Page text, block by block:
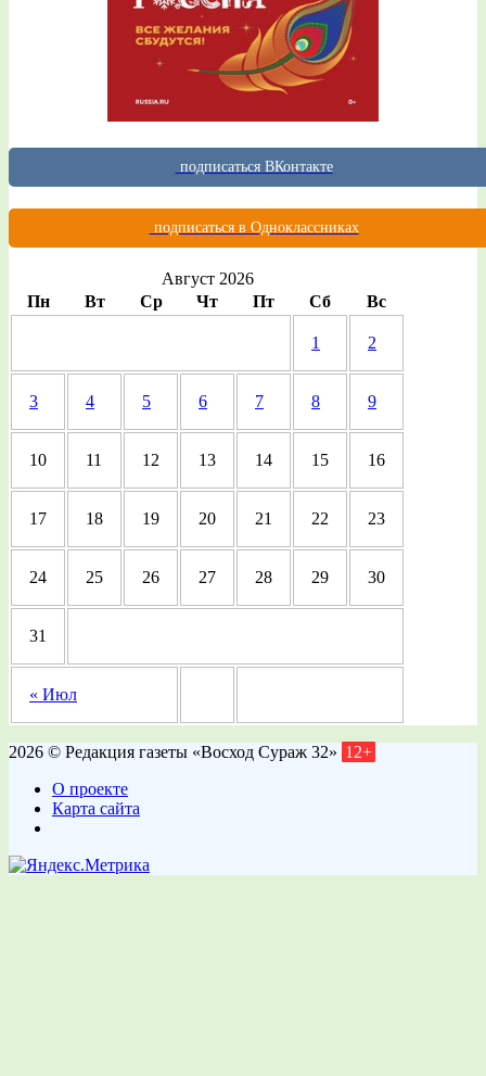
подписаться ВКонтакте
подписаться в Одноклассниках
Август 2026
Пн
Вт Ср Чт Пт Сб Вс
« Июл
1 2
3 4 5 6 7 8 9
10 11 12 13 14 15 16
17 18 19 20 21 22 23
24 25 26 27 28 29 30
31
2026 © Редакция газеты «Восход Сураж 32» 12+
О проекте
Карта сайта